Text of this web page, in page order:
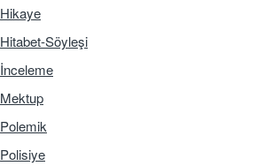
Hikaye
Hitabet-Söyleşi
İnceleme
Mektup
Polemik
Polisiye